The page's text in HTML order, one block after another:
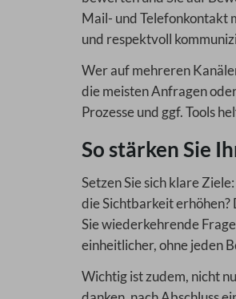
Mail- und Telefonkontakt
und respektvoll
Wer auf mehreren
die meisten Anfragen
Prozesse und ggf. Tools
So stärken Sie
Setzen Sie sich klare
die Sichtbarkeit erhöhen?
Sie wiederkehrende
einheitlicher, ohne jeden
Wichtig ist zudem, nicht